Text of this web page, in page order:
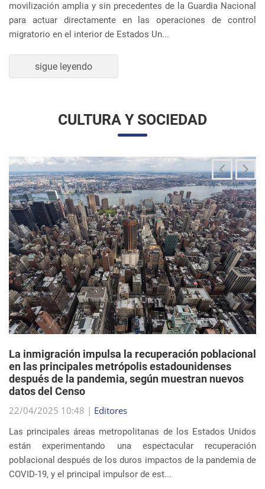
para actuar directamente en las operaciones de control
migratorio en el interior de Estados Un...
sigue leyendo
en las principales metrópolis estadounidenses
después de la pandemia, según muestran nuevos
datos del Censo
22/04/2025 10:48 |
Las principales áreas metropolitanas de los Estados Unidos
están experimentando una espectacular recuperación
poblacional después de los duros impactos de la pandemia de
COVID-19, y el principal impulsor de est...